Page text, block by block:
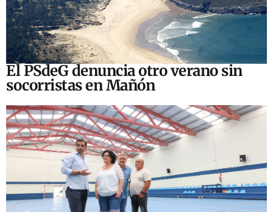
El PSdeG denuncia otro verano sin
socorristas en Mañón